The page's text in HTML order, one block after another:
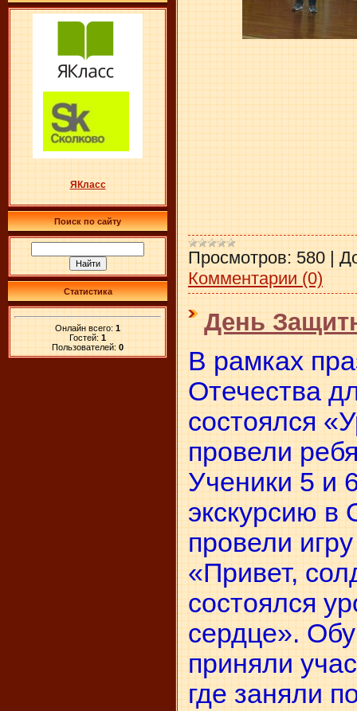
ЯКласс
Поиск по сайту
Статистика
Онлайн всего: 1
Гостей: 1
Пользователей: 0
Просмотров: 580 |
Комментарии (0)
День
В рамках
Отечества
состоялся
провели
Ученики 5 и
экскурсию
провели
«Привет,
состоялся
сердце».
приняли
где заняли